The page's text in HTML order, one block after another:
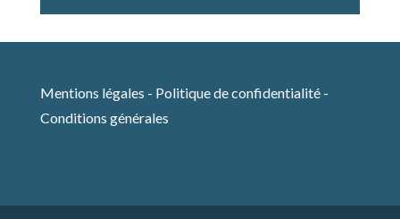
Mentions légales - Politique de confidentialité-
Conditions générales